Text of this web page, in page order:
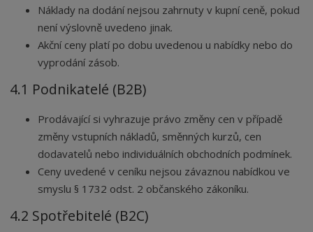
Náklady na dodání nejsou zahrnuty v kupní ceně, pokud
není výslovně uvedeno jinak.
Akční ceny platí po dobu uvedenou u nabídky nebo do
vyprodání zásob.
4.1 Podnikatelé (B2B)
Prodávající si vyhrazuje právo změny cen v případě
změny vstupních nákladů, směnných kurzů, cen
dodavatelů nebo individuálních obchodních podmínek.
Ceny uvedené v ceníku nejsou závaznou nabídkou ve
smyslu § 1732 odst. 2 občanského zákoníku.
4.2 Spotřebitelé (B2C)